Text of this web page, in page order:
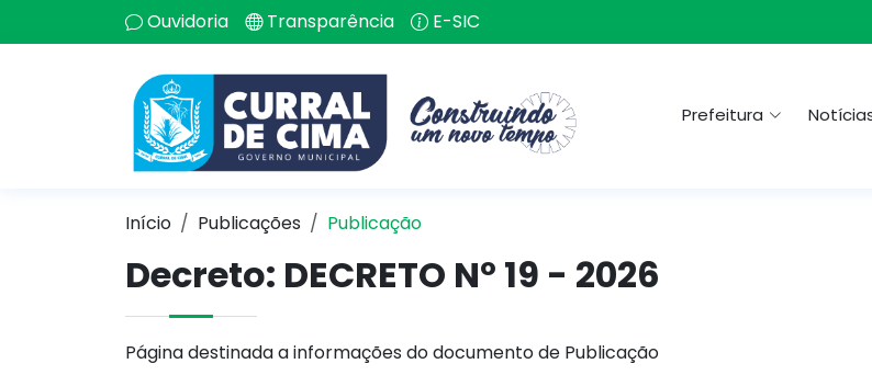
Ouvidoria Transparência E-SIC
Prefeitura
Início Publicações Publicação
Decreto: DECRETO Nº 19 - 2026
Página destinada a informações do documento de Publicação